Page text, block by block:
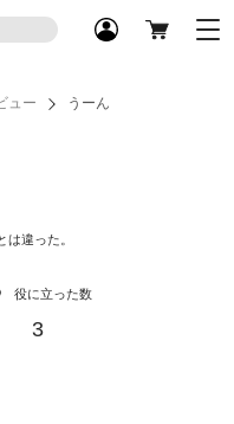
ュー うーん
違った。
役に立った数
3